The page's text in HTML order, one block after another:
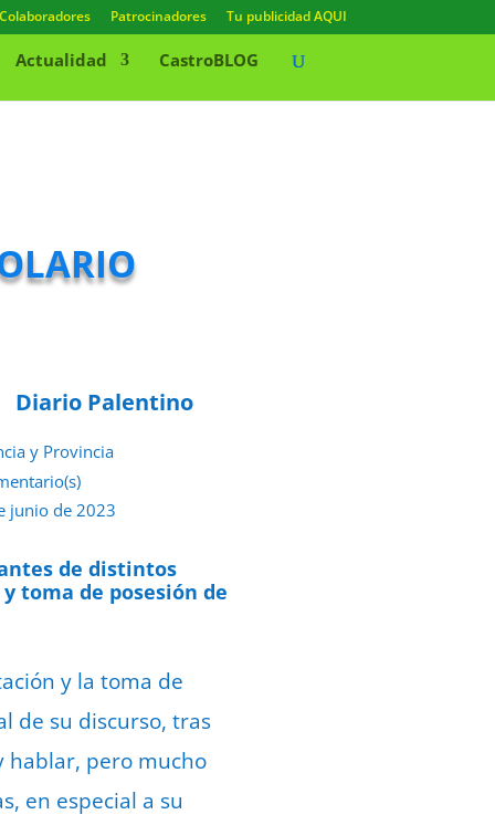
Colaboradores Patrocinadores Tu publicidad AQUI
Actualidad CastroBLOG
Diario Palentino
y Provincia
junio de 2023
de distintos
toma de posesión de
y la toma de
de su discurso, tras
hablar, pero mucho
en especial a su